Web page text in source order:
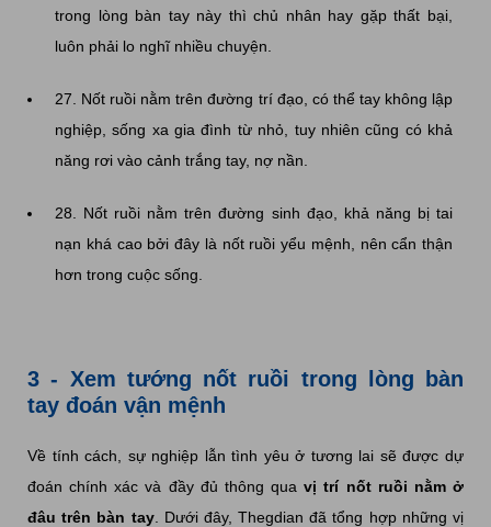
trong lòng bàn tay này thì chủ nhân hay gặp thất bại,
luôn phải lo nghĩ nhiều chuyện.
27. Nốt ruồi nằm trên đường trí đạo, có thể tay không lập
nghiệp, sống xa gia đình từ nhỏ, tuy nhiên cũng có khả
năng rơi vào cảnh trắng tay, nợ nần.
28. Nốt ruồi nằm trên đường sinh đạo, khả năng bị tai
nạn khá cao bởi đây là nốt ruồi yểu mệnh, nên cẩn thận
hơn trong cuộc sống.
3 - Xem tướng nốt ruồi trong lòng bàn
tay đoán vận mệnh
Về tính cách, sự nghiệp lẫn tình yêu ở tương lai sẽ được dự
đoán chính xác và đầy đủ thông quavị trí nốt ruồi nằm ở
đâu trên bàn tay. Dưới đây, Thegdian đã tổng hợp những vị